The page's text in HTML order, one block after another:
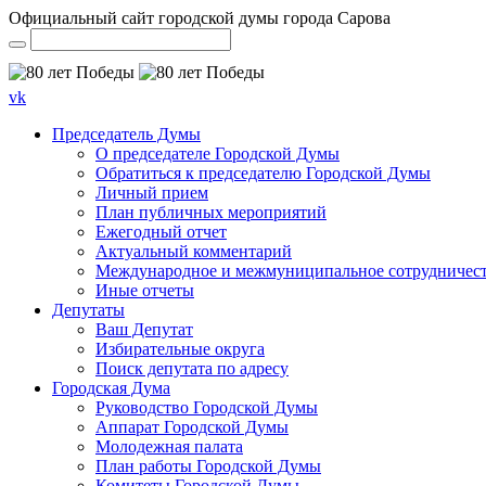
Официальный сайт городской думы города Сарова
vk
Председатель Думы
О председателе Городской Думы
Обратиться к председателю Городской Думы
Личный прием
План публичных мероприятий
Ежегодный отчет
Актуальный комментарий
Международное и межмуниципальное
Иные отчеты
Депутаты
Ваш Депутат
Избирательные округа
Поиск депутата по адресу
Городская Дума
Руководство Городской Думы
Аппарат Городской Думы
Молодежная палата
План работы Городской Думы